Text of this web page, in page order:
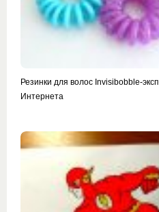
Резинки для волос Invisibobble-
Интернета